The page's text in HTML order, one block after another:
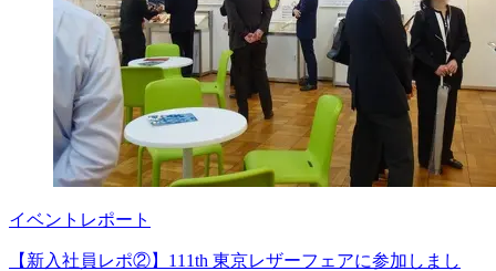
イベントレポート
【新入社員レポ②】111th 東京レザーフェアに参加しまし